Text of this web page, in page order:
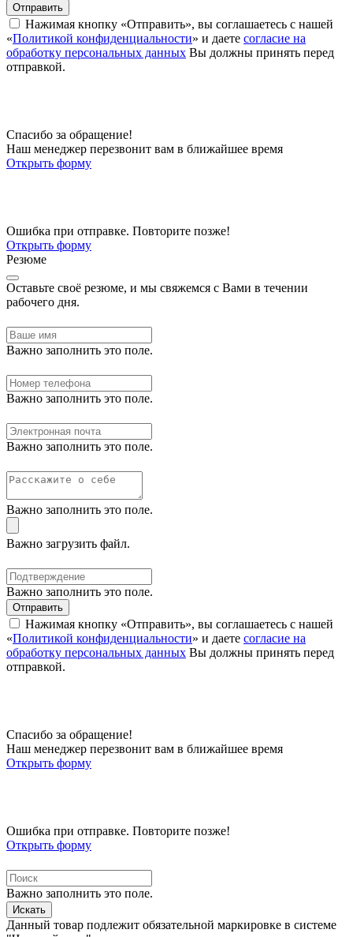
Отправить
Нажимая кнопку «Отправить», вы соглашаетесь с нашей
«Политикой конфиденциальности» и даете согласие на
обработку персональных данных Вы должны принять перед
отправкой.
Спасибо за обращение!
Наш менеджер перезвонит вам в ближайшее время
Открыть форму
Ошибка при отправке. Повторите позже!
Открыть форму
Резюме
Оставьте своё резюме, и мы свяжемся с Вами в течении
рабочего дня.
Важно заполнить это поле.
Важно заполнить это поле.
Важно заполнить это поле.
Важно заполнить это поле.
Важно загрузить файл.
Важно заполнить это поле.
Отправить
Нажимая кнопку «Отправить», вы соглашаетесь с нашей
«Политикой конфиденциальности» и даете согласие на
обработку персональных данных Вы должны принять перед
отправкой.
Спасибо за обращение!
Наш менеджер перезвонит вам в ближайшее время
Открыть форму
Ошибка при отправке. Повторите позже!
Открыть форму
Важно заполнить это поле.
Искать
Данный товар подлежит обязательной маркировке в системе